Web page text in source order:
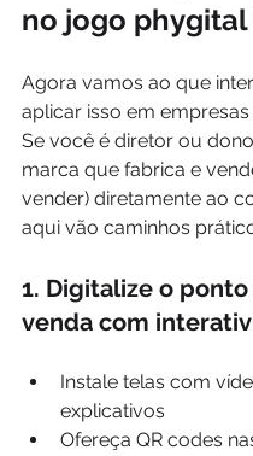
no jogo
Agora vamos ao que
aplicar isso em empresas
Se você é diretor ou
marca que fabrica e
vender) diretamente ao
aqui vão caminhos
1. Digitalize o
venda com
Instale telas com
explicativos
Ofereça QR codes